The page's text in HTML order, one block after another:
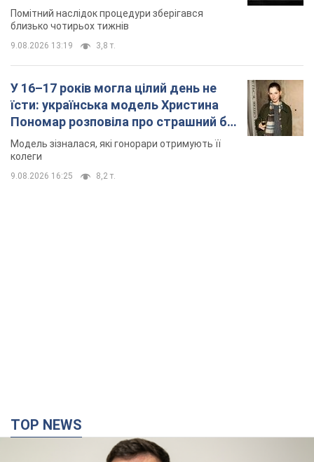
місяць
Помітний наслідок процедури зберігався
близько чотирьох тижнів
9.08.2026 13:19 3,8 т.
У 16–17 років могла цілий день не
їсти: українська модель Христина
Пономар розповіла про страшний бік
модельної кар’єри
Модель зізналася, які гонорари отримують її
колеги
9.08.2026 16:25 8,2 т.
TOP NEWS